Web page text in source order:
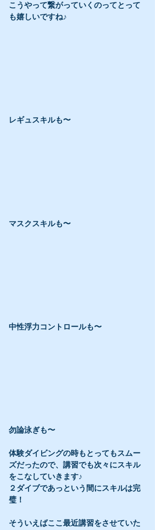
こうやって繋がっていくのってとって
も嬉しいですね♪
レギュスキルも〜
マスクスキルも〜
中性浮力コントロールも〜
勿論泳ぎも〜
体験ダイビングの時もとってもスムー
ズだったので、講習でも次々にスキル
をこなしていきます♪
２ダイブであっという間にスキルは完
璧！
そういえばここ最近講習をさせていた